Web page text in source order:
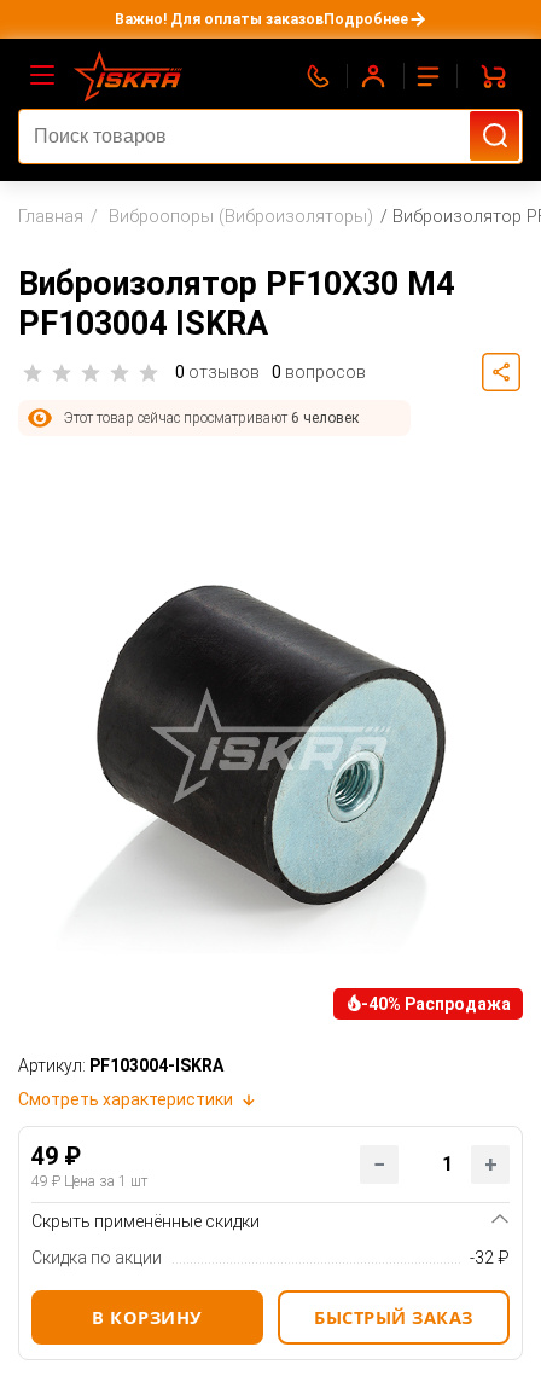
Важно! Для оплаты заказовПодробнее
Главная Виброопоры (Виброизоляторы) Виброизолятор
Виброизолятор PF10X30 M4
PF103004 ISKRA
0 отзывов 0 вопросов
Этот товар сейчас просматривают 6 человек
-40% Распродажа
Артикул: PF103004-ISKRA
Смотреть характеристики
49 ₽
49 ₽ Цена за 1 шт
Скрыть применённые скидки
Скидка по акции
-32 ₽
В КОРЗИНУ БЫСТРЫЙ ЗАКАЗ